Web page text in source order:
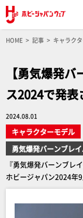
HOME 記事 キャラク
【勇気爆発
ス2024で発表
2024.08.01
キャラクターモデル
勇気爆発バーンブレ
『勇気爆発バーンブ
ホビージャパン2024年